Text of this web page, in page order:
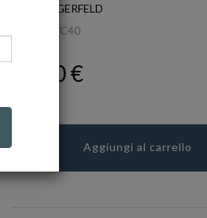
KARL LAGERFELD
KLAYC40
99,00 €
Aggiungi al carrello